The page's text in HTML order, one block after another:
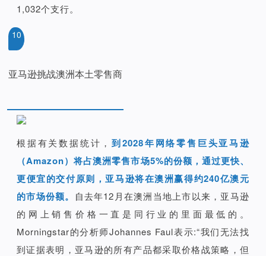
1,032个支行。
10
亚马逊挑战澳洲本土零售商
根据有关数据统计，到2028年网络零售巨头亚马逊
（Amazon）将占澳洲零售市场5%的份额，通过更快、
更便宜的交付原则，亚马逊将在澳洲赢得约240亿澳元
的市场份额。
自去年12月在澳洲当地上市以来，亚马逊
的网上销售价格一直是同行业的里面最低的。
Morningstar的分析师Johannes Faul表示:“我们无法找
到证据表明，亚马逊的所有产品都采取价格战策略，但